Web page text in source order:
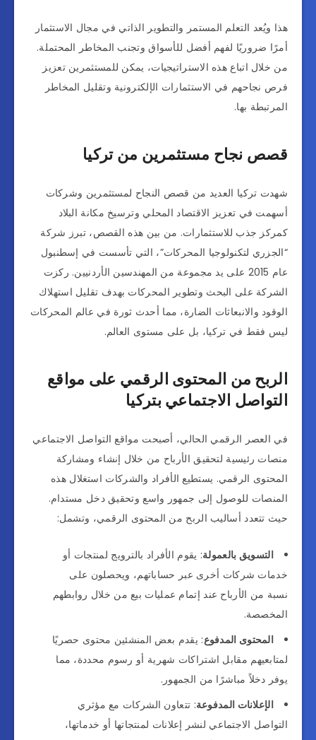
هذا ويُعد التعلم المستمر والتطوير الذاتي في مجال الاستثمار
أمرًا ضروريًا لفهم أفضل للأسواق وتجنب المخاطر المحتملة.
من خلال اتباع هذه الاستراتيجيات، يمكن للمستثمرين تعزيز
فرص نجاحهم في الاستثمارات الإلكترونية وتقليل المخاطر
المرتبطة بها.
قصص نجاح مستثمرين من تركيا
شهدت تركيا العديد من قصص النجاح لمستثمرين وشركات
أسهمت في تعزيز الاقتصاد المحلي وترسيخ مكانة البلاد
كمركز جذب للاستثمارات. من بين هذه القصص، تبرز شركة
“الجزري لتكنولوجيا المحركات”، التي تأسست في إسطنبول
عام 2015 على يد مجموعة من المهندسين الأردنيين. ركزت
الشركة على البحث وتطوير المحركات بهدف تقليل استهلاك
الوقود والانبعاثات الضارة، مما أحدث ثورة في عالم المحركات
ليس فقط في تركيا، بل على مستوى العالم.
الربح من المحتوى الرقمي على مواقع
التواصل الاجتماعي بتركيا
في العصر الرقمي الحالي، أصبحت مواقع التواصل الاجتماعي
منصات رئيسية لتحقيق الأرباح من خلال إنشاء ومشاركة
المحتوى الرقمي. يستطيع الأفراد والشركات استغلال هذه
المنصات للوصول إلى جمهور واسع وتحقيق دخل مستدام.
حيث تتعدد أساليب الربح من المحتوى الرقمي، وتشمل:
التسويق بالعمولة: يقوم الأفراد بالترويج لمنتجات أو
خدمات شركات أخرى عبر حساباتهم، ويحصلون على
نسبة من الأرباح عند إتمام عمليات بيع من خلال روابطهم
المخصصة.
المحتوى المدفوع: يقدم بعض المنشئين محتوى حصريًا
لمتابعيهم مقابل اشتراكات شهرية أو رسوم محددة، مما
يوفر دخلاً مباشرًا من الجمهور.
الإعلانات المدفوعة: تتعاون الشركات مع مؤثري
التواصل الاجتماعي لنشر إعلانات لمنتجاتها أو خدماتها،